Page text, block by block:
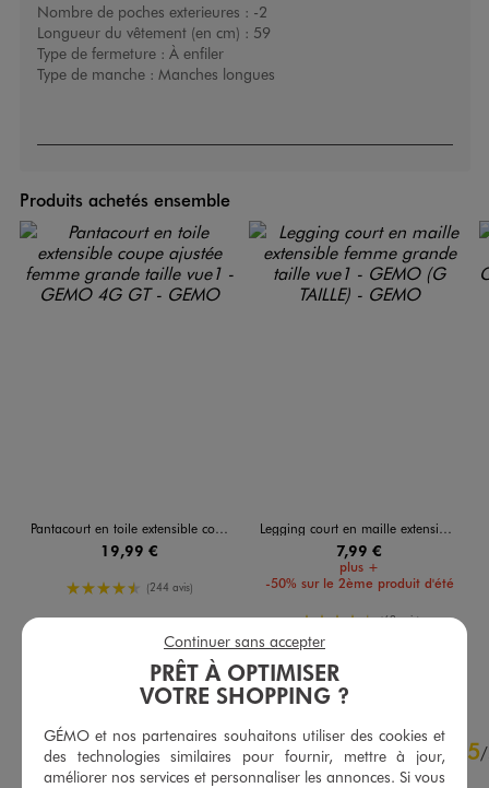
Nombre de poches exterieures : -2
Longueur du vêtement (en cm) : 59
Type de fermeture : À enfiler
Type de manche : Manches longues
Produits achetés ensemble
Pantacourt en toile extensible coupe ajustée femme grande taille
19,99 €
4.5/5 de moyenne
(244 avis)
AJOUTERAU PANIER
Legging court en maille extensible femme grande taille
7,99 €
plus +
-50% sur le 2ème produit d'été
4.5/5 de moyenne
(62 avis)
AJOUTER
4.8/5 5/
Avis vérifié et récompensé
PRÊT À OPTIMISER
VOTRE SHOPPING ?
GÉMO et nos partenaires souhaitons utiliser des cookies et
des technologies similaires pour fournir, mettre à jour,
améliorer nos services et personnaliser les annonces. Si vous
Continuer sans accepter